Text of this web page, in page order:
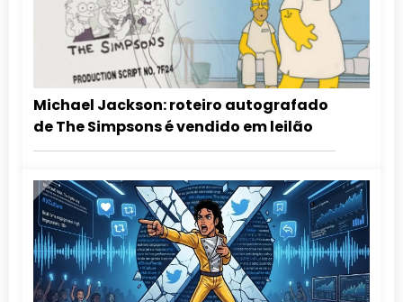
Michael Jackson: roteiro autografado
de The Simpsons é vendido em leilão